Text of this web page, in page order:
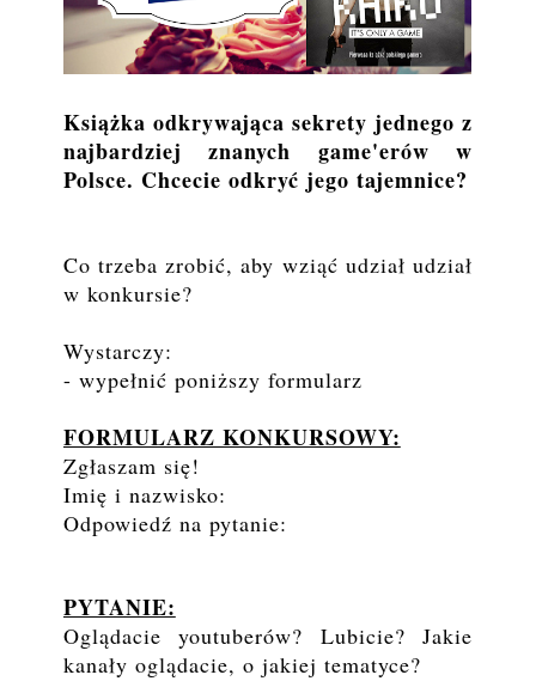
Książka odkrywająca sekrety jednego z
najbardziej znanych game'erów w
Polsce. Chcecie odkryć jego tajemnice?
Co trzeba zrobić, aby wziąć udział udział
w konkursie?
Wystarczy:
- wypełnić poniższy formularz
FORMULARZ KONKURSOWY:
Zgłaszam się!
Imię i nazwisko:
Odpowiedź na pytanie:
PYTANIE:
Oglądacie youtuberów? Lubicie? Jakie
kanały oglądacie, o jakiej tematyce?